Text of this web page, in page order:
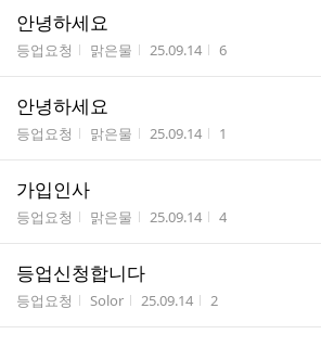
안녕하세요
게시판명
등업요청 작성자
맑은물 작성시간
25.09.14 조회수
6
안녕하세요
게시판명
등업요청 작성자
맑은물 작성시간
25.09.14 조회수
1
가입인사
게시판명
등업요청 작성자
맑은물 작성시간
25.09.14 조회수
4
등업신청합니다
게시판명
등업요청 작성자
Solor 작성시간
25.09.14 조회수
2